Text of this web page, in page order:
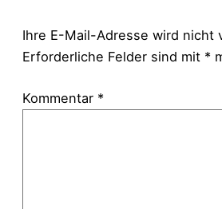
Ihre E-Mail-Adresse wird nicht
Erforderliche Felder sind mit *
Kommentar *